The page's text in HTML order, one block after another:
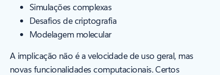
Simulações complexas
Desafios de criptografia
Modelagem molecular
A implicação não é a velocidade de uso geral, mas
novas funcionalidades computacionais. Certos